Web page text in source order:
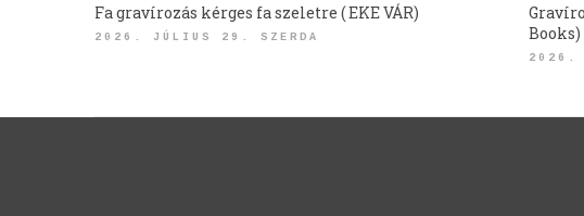
Fa gravírozás kérges fa szeletre ( EKE VÁR)
2026. JÚLIUS 29. SZERDA
Books)
2026.